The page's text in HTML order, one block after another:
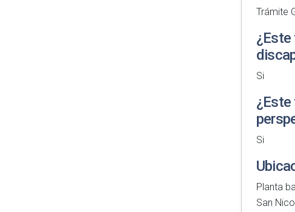
Trámite
Si
Si
Planta
San